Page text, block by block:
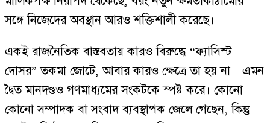
সঙ্গে নিজেদের অবস্থান আরও শক্তিশালী করেছে।
একই রাজনৈতিক বাস্তবতায় কারও বিরুদ্ধে “ফ্যাসিস্ট
দোসর” তকমা জোটে, আবার কারও ক্ষেত্রে তা হয় না—এমন
দ্বৈত মানদণ্ডও গণমাধ্যমের সংকটকে স্পষ্ট করে। কোনো
কোনো সম্পাদক বা সংবাদ ব্যবস্থাপক জেলে গেছেন, কিন্তু